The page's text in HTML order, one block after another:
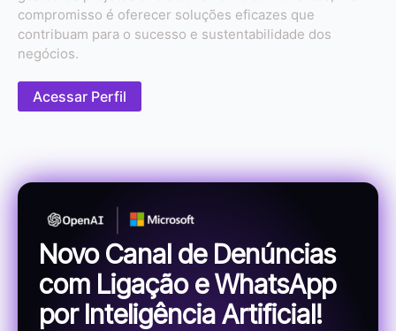
compromisso é oferecer soluções eficazes que
contribuam para o sucesso e sustentabilidade dos
negócios.
Acessar Perfil
Novo Canal de Denúncias
com Ligação e WhatsApp
por Inteligência Artificial!